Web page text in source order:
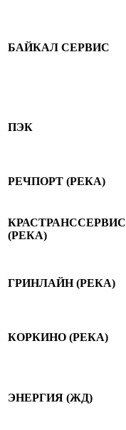
БАЙКАЛ СЕРВИС
ПЭК
РЕЧПОРТ (РЕКА)
КРАСТРАНССЕРВИС
(РЕКА)
ГРИНЛАЙН (РЕКА)
КОРКИНО (РЕКА)
ЭНЕРГИЯ (ЖД)